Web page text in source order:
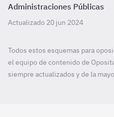
Administraciones Públicas
Actualizado 20 jun 2024
Todos estos esquemas para
el equipo de contenido de
siempre actualizados y de la